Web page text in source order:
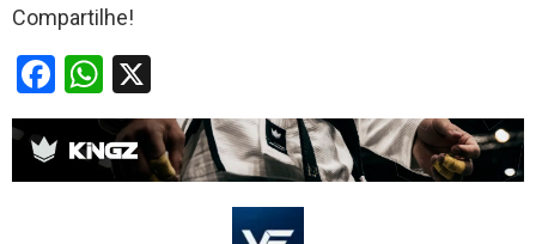
Compartilhe!
F
a
ce
b
W
h
at
s